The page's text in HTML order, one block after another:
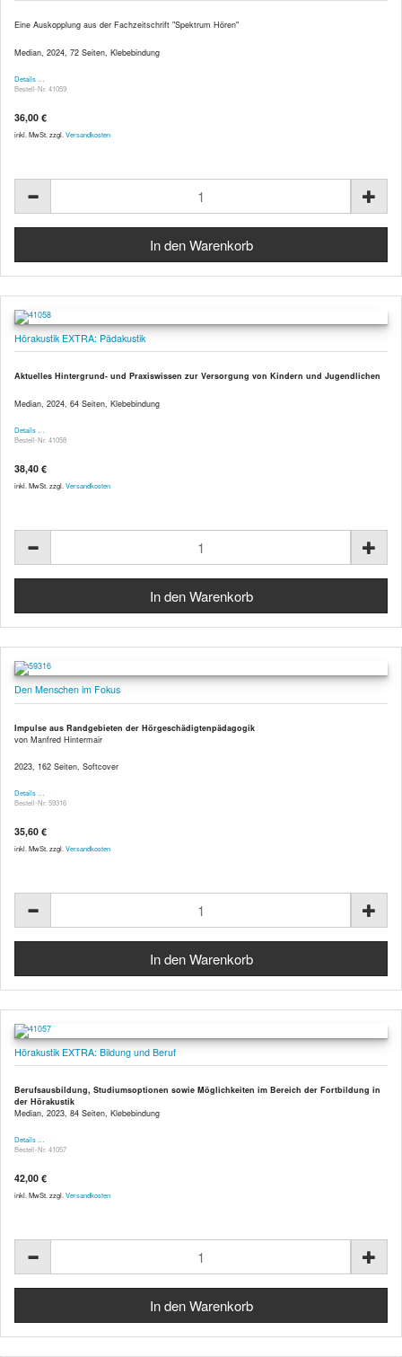
Eine Auskopplung aus der Fachzeitschrift "Spektrum Hören"
Median, 2024, 72 Seiten, Klebebindung
Details …
Bestell-Nr. 41059
36,00 €
inkl. MwSt. zzgl. Versandkosten
Hörakustik EXTRA: Pädakustik
Aktuelles Hintergrund- und Praxiswissen zur Versorgung von Kindern und Jugendlichen
Median, 2024, 64 Seiten, Klebebindung
Details …
Bestell-Nr. 41058
38,40 €
inkl. MwSt. zzgl. Versandkosten
Den Menschen im Fokus
Impulse aus Randgebieten der Hörgeschädigtenpädagogik
von Manfred Hintermair
2023, 162 Seiten, Softcover
Details …
Bestell-Nr. 59316
35,60 €
inkl. MwSt. zzgl. Versandkosten
Hörakustik EXTRA: Bildung und Beruf
Berufsausbildung, Studiumsoptionen sowie Möglichkeiten im Bereich der Fortbildung in
der Hörakustik
Median, 2023, 84 Seiten, Klebebindung
Details …
Bestell-Nr. 41057
42,00 €
inkl. MwSt. zzgl. Versandkosten